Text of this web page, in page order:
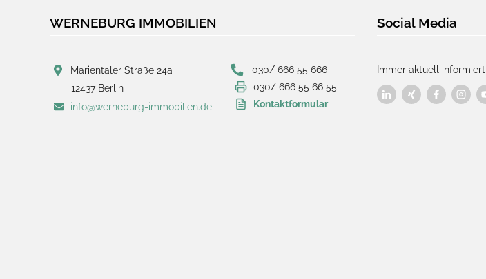
WERNEBURG IMMOBILIEN
Marientaler Straße 24a
12437 Berlin
info@werneburg-immobilien.de
030/ 666 55 666
030/ 666 55 66 55
Kontaktformular
Social Media
Immer aktuell informiert